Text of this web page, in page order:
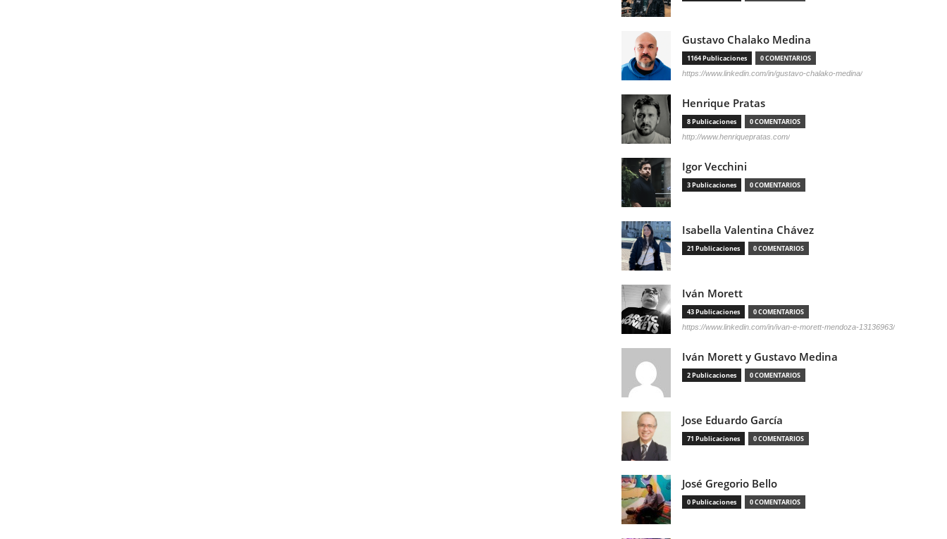
Gustavo Chalako Medina
1164 Publicaciones 0 COMENTARIOS
https://www.linkedin.com/in/gustavo-chalako-medina/
Henrique Pratas
8 Publicaciones 0 COMENTARIOS
http://www.henriquepratas.com/
Igor Vecchini
3 Publicaciones 0 COMENTARIOS
Isabella Valentina Chávez
21 Publicaciones 0 COMENTARIOS
Iván Morett
43 Publicaciones 0 COMENTARIOS
https://www.linkedin.com/in/ivan-e-morett-mendoza-13136963/
Iván Morett y Gustavo Medina
2 Publicaciones 0 COMENTARIOS
Jose Eduardo García
71 Publicaciones 0 COMENTARIOS
José Gregorio Bello
0 Publicaciones 0 COMENTARIOS